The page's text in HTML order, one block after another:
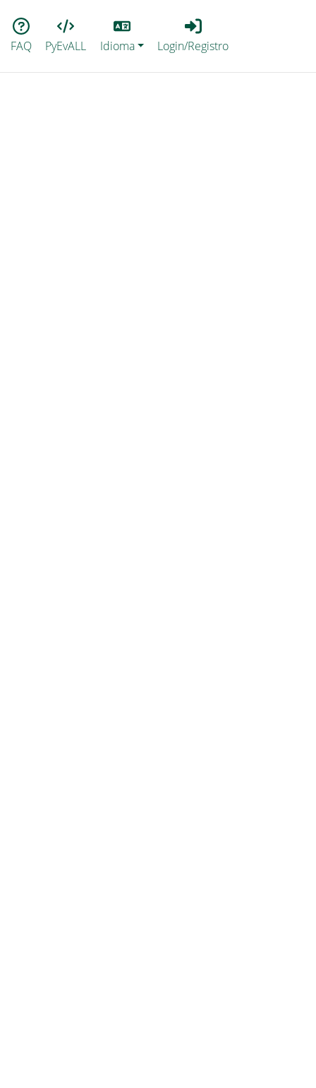
FAQ PyEvALL
Lang
Idioma
Login_Registro
Login/Registro